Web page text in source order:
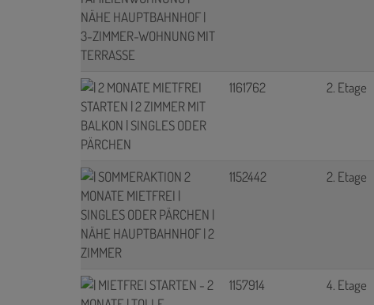
1161762 2. Etage
1152442 2. Etage
1157914 4. Etage